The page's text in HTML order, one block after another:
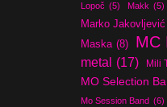
Lopoč (5) Makk (5)
Marko Jakovljević
Maska (8) MC
metal (17) Mili
MO Selection
Mo Session Band (6)